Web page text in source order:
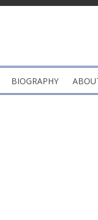
BIOGRAPHY